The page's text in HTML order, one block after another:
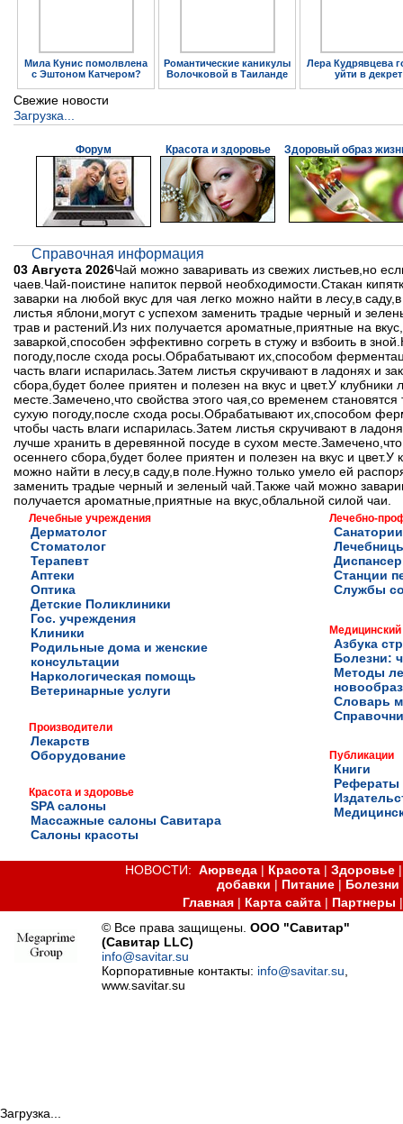
Мила Кунис помолвлена
с Эштоном Катчером?
Романтические каникулы
Волочковой в Таиланде
Лера Кудрявцева
уйти в декрет
Свежие новости
Загрузка...
Форум Красота и здоровье Здоровый образ
Справочная информация
03 Августа 2026Чай можно заваривать из свежих листьев,но
чаев.Чай-поистине напиток первой необходимости.Стакан
заварки на любой вкус для чая легко можно найти в лесу,в
листья яблони,могут с успехом заменить традые черный и
трав и растений.Из них получается ароматные,приятные на
заваркой,способен эффективно согреть в стужу и взбоить в
погоду,после схода росы.Обрабатывают их,способом
часть влаги испарилась.Затем листья скручивают в ладонях и
сбора,будет более приятен и полезен на вкус и цвет.У
месте.Замечено,что свойства этого чая,со временем
сухую погоду,после схода росы.Обрабатывают их,способом
чтобы часть влаги испарилась.Затем листья скручивают в
лучше хранить в деревянной посуде в сухом
осеннего сбора,будет более приятен и полезен на вкус и
можно найти в лесу,в саду,в поле.Нужно только умело ей
заменить традые черный и зеленый чай.Также чай можно
получается ароматные,приятные на вкус,облальной силой чаи.
Лечебные учреждения
Дерматолог
Стоматолог
Терапевт
Аптеки
Оптика
Детские Поликлиники
Гос. учреждения
Клиники
Родильные дома и женские
консультации
Наркологическая помощь
Ветеринарные услуги
Производители
Лекарств
Оборудование
Красота и здоровье
SPA салоны
Массажные салоны Савитара
Салоны красоты
Лечебно-
Станции
Службы
Медицинский
Азбука
Болезни:
Методы
Словарь
Публикации
Книги
Рефераты
НОВОСТИ:Аюрведа | Красота |Здоровье
добавки | Питание| Болезни
Главная| Карта сайта| Партнеры
© Все права защищены.ООО "Савитар"
(Савитар LLC)
info@savitar.su
Корпоративные контакты: info@savitar.su
www.savitar.su
Загрузка...